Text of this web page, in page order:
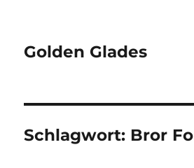
Golden Glades
Schlagwort: Bror